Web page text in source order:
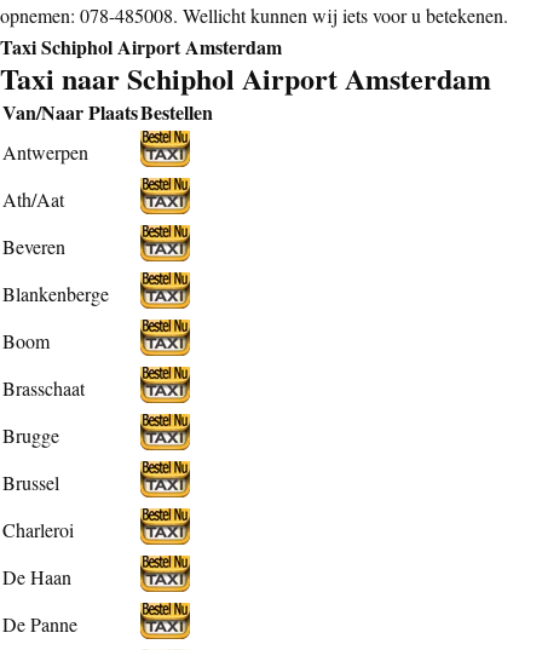
opnemen: 078-485008. Wellicht kunnen wij iets voor u betekenen.
Taxi Schiphol Airport Amsterdam
Taxi naar Schiphol Airport Amsterdam
Van/Naar PlaatsBestellen
Antwerpen
Ath/Aat
Beveren
Blankenberge
Boom
Brasschaat
Brugge
Brussel
Charleroi
De Haan
De Panne